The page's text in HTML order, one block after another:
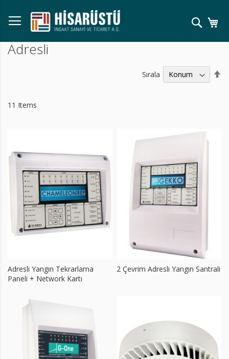
to
Content
Ara
Adresli
11 Items
Sırala
Adresli Yangın Tekrarlama
Paneli + Network Kartı
2 Çevrim Adresli Yangın Santrali